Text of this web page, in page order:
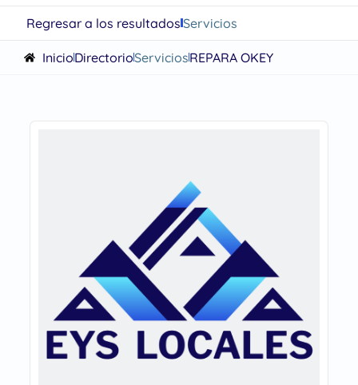
Regresar a los resultadosServicios
InicioDirectorioServiciosREPARA OKEY